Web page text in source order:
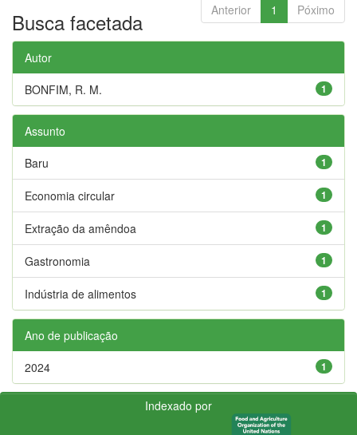
Anterior 1 Póximo
Busca facetada
Autor
1
BONFIM, R. M.
Assunto
1
Baru
1
Economia circular
1
Extração da amêndoa
1
Gastronomia
1
Indústria de alimentos
Ano de publicação
1
2024
Indexado por